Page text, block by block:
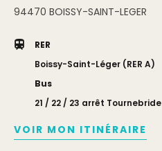
94470 BOISSY-SAINT-LEGER
RER
Boissy-Saint-Léger (RER A)
Bus
21 / 22 / 23 arrêt Tournebride
VOIR MON ITINÉRAIRE